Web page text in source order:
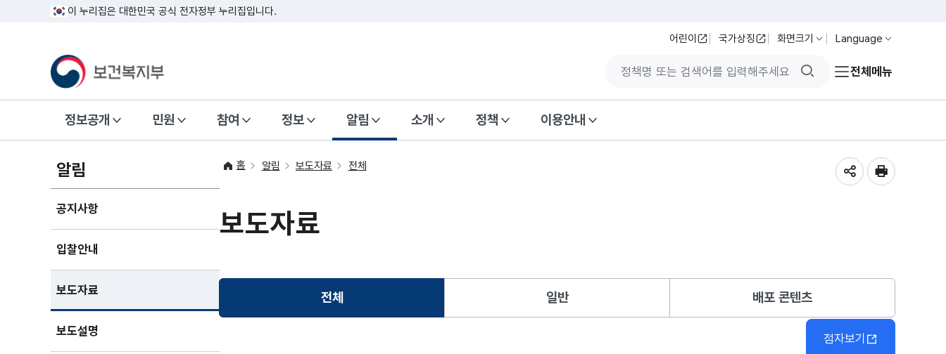
이 누리집은 대한민국 공식 전자정부 누리집입니다.
어린이 국가상징 화면크기 Language
검색버튼전체메뉴
정보공개 민원 참여 정보 알림 소개 정책 이용안내
알림
공지사항
입찰안내
보도자료
보도설명
홈 알림 보도자료 전체
보도자료
전체선택됨 일반 배포 콘텐츠
점자보기